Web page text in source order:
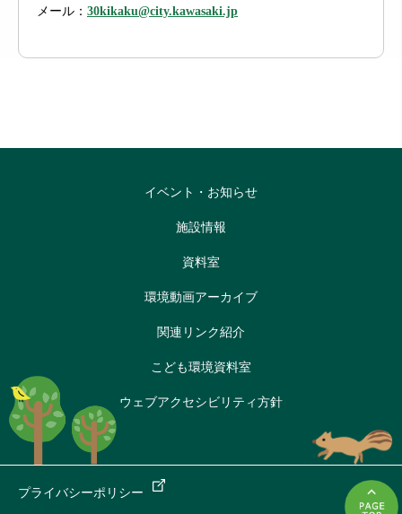
メール： 30kikaku@city.kawasaki.jp
イベント・お知らせ
施設情報
資料室
環境動画アーカイブ
関連リンク紹介
こども環境資料室
ウェブアクセシビリティ方針
プライバシーポリシー